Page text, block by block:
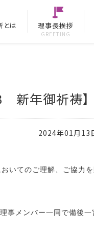
とは 理事長挨拶
GREETING
新年御祈祷】
2024年01月13
いてのご理解、ご協力
事メンバー一同で備後